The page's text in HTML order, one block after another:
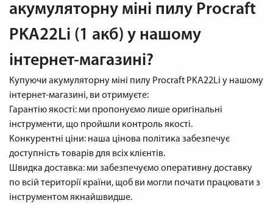
акумуляторну міні пилу Procraft
PKA22Li (1 акб) у нашому
інтернет-магазині?
Купуючи акумуляторну міні пилу Procraft PKA22Li у нашому
інтернет-магазині, ви отримуєте:
Гарантію якості: ми пропонуємо лише оригінальні
інструменти, що пройшли контроль якості.
Конкурентні ціни: наша цінова політика забезпечує
доступність товарів для всіх клієнтів.
Швидка доставка: ми забезпечуємо оперативну доставку
по всій території країни, щоб ви могли почати працювати з
інструментом якнайшвидше.